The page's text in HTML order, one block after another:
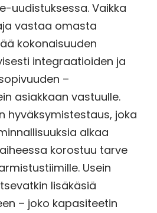
uudistuksessa. Vaikka
vastaa omasta
kokonaisuuden
integraatioiden ja
–
asiakkaan vastuulle.
hyväksymistestaus, joka
alkaa
korostuu tarve
Usein
lisäkäsiä
– joko kapasiteetin